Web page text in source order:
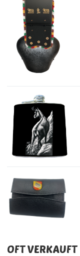
OFT VERKAUFT